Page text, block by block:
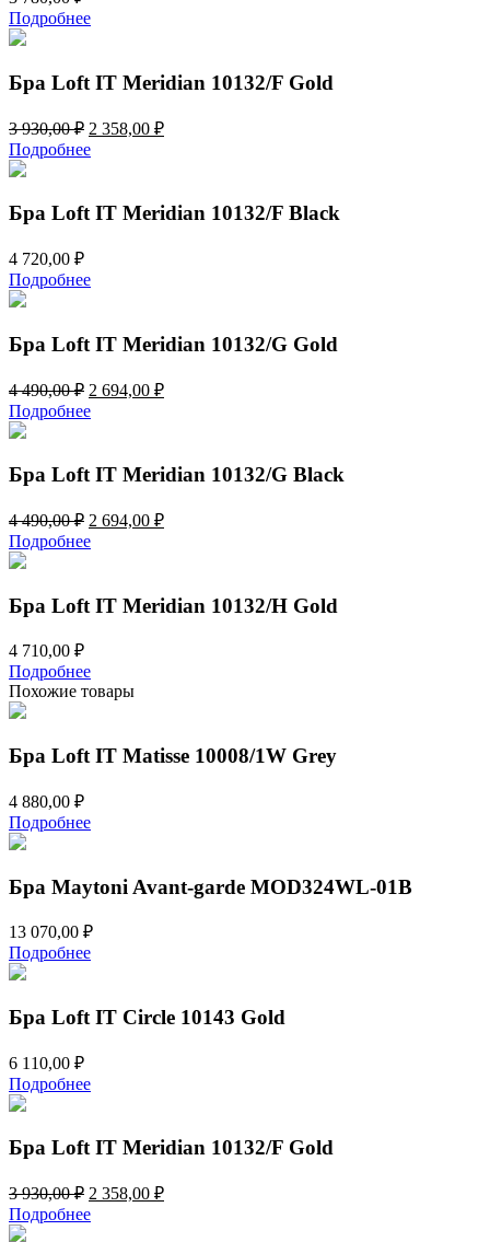
Подробнее
Бра Loft IT Meridian 10132/F Gold
3 930,00₽ Первоначальная
цена
составляла
930,00 ₽.
2 358,00 ₽Текущая
Подробнее
Бра Loft IT Meridian 10132/F Black
4 720,00 ₽
Подробнее
Бра Loft IT Meridian 10132/G Gold
4 490,00₽ Первоначальная
цена
составляла
490,00 ₽.
2 694,00 ₽Текущая
Подробнее
Бра Loft IT Meridian 10132/G Black
4 490,00₽ Первоначальная
цена
составляла
490,00 ₽.
2 694,00 ₽Текущая
Подробнее
Бра Loft IT Meridian 10132/H Gold
4 710,00 ₽
Подробнее
Похожие товары
Бра Loft IT Matisse 10008/1W Grey
4 880,00 ₽
Подробнее
Бра Maytoni Avant-garde MOD324WL-01B
13 070,00 ₽
Подробнее
Бра Loft IT Circle 10143 Gold
6 110,00 ₽
Подробнее
Бра Loft IT Meridian 10132/F Gold
3 930,00₽ Первоначальная
цена
составляла
2 358,00 ₽Текущая
Подробнее